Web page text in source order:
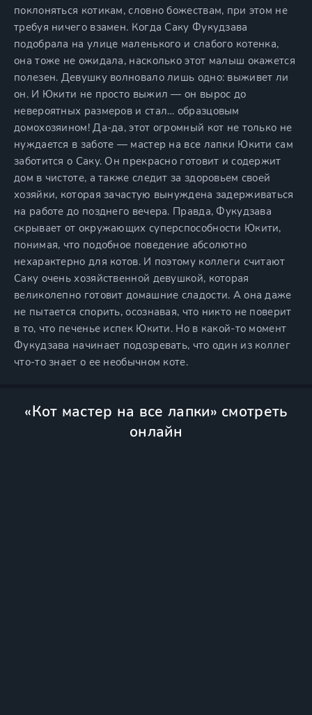
поклоняться котикам, словно божествам, при этом не
требуя ничего взамен. Когда Саку Фукудзава
подобрала на улице маленького и слабого котенка,
она тоже не ожидала, насколько этот малыш окажется
полезен. Девушку волновало лишь одно: выживет ли
он. И Юкити не просто выжил — он вырос до
невероятных размеров и стал… образцовым
домохозяином! Да-да, этот огромный кот не только не
нуждается в заботе — мастер на все лапки Юкити сам
заботится о Саку. Он прекрасно готовит и содержит
дом в чистоте, а также следит за здоровьем своей
хозяйки, которая зачастую вынуждена задерживаться
на работе до позднего вечера. Правда, Фукудзава
скрывает от окружающих суперспособности Юкити,
понимая, что подобное поведение абсолютно
нехарактерно для котов. И поэтому коллеги считают
Саку очень хозяйственной девушкой, которая
великолепно готовит домашние сладости. А она даже
не пытается спорить, осознавая, что никто не поверит
в то, что печенье испек Юкити. Но в какой-то момент
Фукудзава начинает подозревать, что один из коллег
что-то знает о ее необычном коте.
«Кот мастер на все лапки» смотреть
онлайн